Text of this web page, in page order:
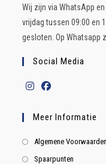
Wij zijn via WhatsApp
vrijdag tussen 09:00 en
gesloten. Op Whatsapp
Social Media
Meer Informatie
Algemene Voorwaarden
Spaarpunten